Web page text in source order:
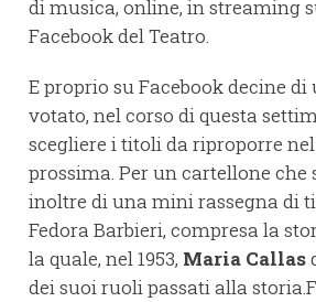
di musica, online, in streaming
Facebook del Teatro.
E proprio su Facebook decine
votato, nel corso di questa
scegliere i titoli da riproporre
prossima. Per un cartellone
inoltre di una mini rassegna di
Fedora Barbieri, compresa la
la quale, nel 1953, Maria Callas
dei suoi ruoli passati alla